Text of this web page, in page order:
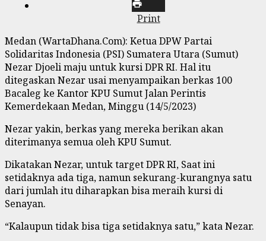
Print
Medan (WartaDhana.Com): Ketua DPW Partai
Solidaritas Indonesia (PSI) Sumatera Utara (Sumut)
Nezar Djoeli maju untuk kursi DPR RI. Hal itu
ditegaskan Nezar usai menyampaikan berkas 100
Bacaleg ke Kantor KPU Sumut Jalan Perintis
Kemerdekaan Medan, Minggu (14/5/2023)
Nezar yakin, berkas yang mereka berikan akan
diterimanya semua oleh KPU Sumut.
Dikatakan Nezar, untuk target DPR RI, Saat ini
setidaknya ada tiga, namun sekurang-kurangnya satu
dari jumlah itu diharapkan bisa meraih kursi di
Senayan.
“Kalaupun tidak bisa tiga setidaknya satu,” kata Nezar.